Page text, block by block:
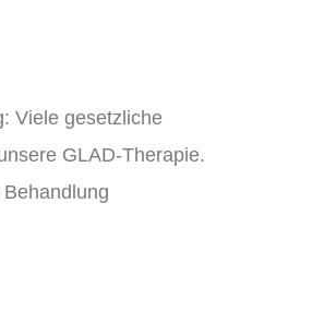
Viele gesetzliche
GLAD-Therapie.